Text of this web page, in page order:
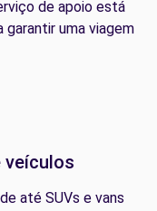
de apoio está
uma viagem
veículos
até SUVs e vans